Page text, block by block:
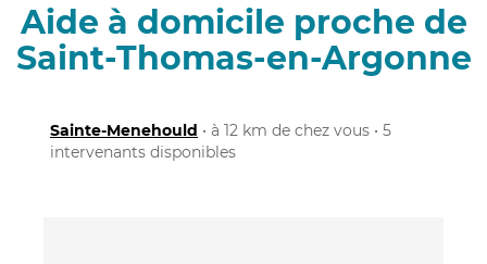
Aide à domicile proche de
Saint-Thomas-en-Argonne
Sainte-Menehould • à 12 km de chez vous • 5
intervenants disponibles